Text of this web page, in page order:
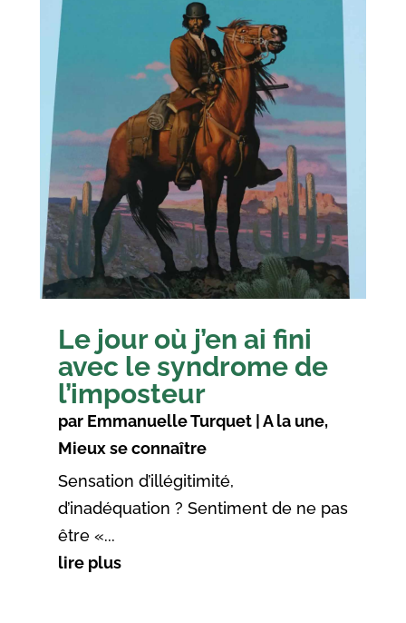
Le jour où j’en ai fini
avec le syndrome de
l’imposteur
par Emmanuelle Turquet| A la une,
Mieux se connaître
Sensation d’illégitimité,
d’inadéquation ? Sentiment de ne pas
être «...
lire plus